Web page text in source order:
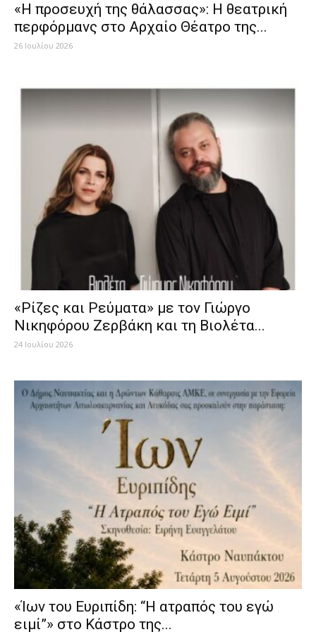
«Η προσευχή της θάλασσας»: Η θεατρική
περφόρμανς στο Αρχαίο Θέατρο της...
26 Ιουλίου 2026
«Ρίζες και Ρεύματα» με τον Γιώργο
Νικηφόρου Ζερβάκη και τη Βιολέτα...
24 Ιουλίου 2026
«Ίων του Ευριπίδη: “Η ατραπός του εγώ
ειμί”» στο Κάστρο της...